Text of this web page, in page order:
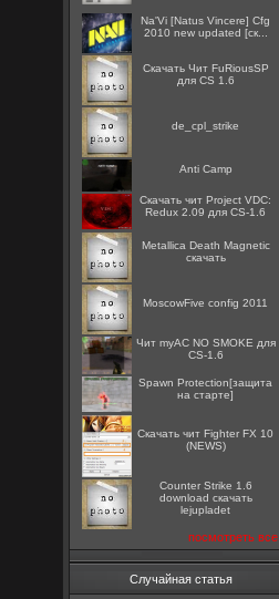
Na'Vi [Natus Vincere] Cfg
2010 new updated [ск...
Скачать Чит FuRiousSP
для CS 1.6
de_cpl_strike
Anti Camp
Скачать чит Project VDC:
Redux 2.09 для CS-1.6
Metallica Death Magnetic
скачать
MoscowFive config 2011
Чит myAC NO SMOKE для
CS-1.6
Spawn Protection[защита
на старте]
Скачать чит Fighter FX 10
(NEWS)
Counter Strike 1.6
download скачать
lejupladet
посмотреть все
Случайная статья